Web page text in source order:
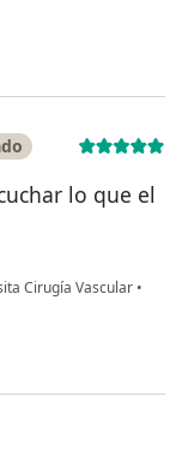
lo que el
Cirugía Vascular •